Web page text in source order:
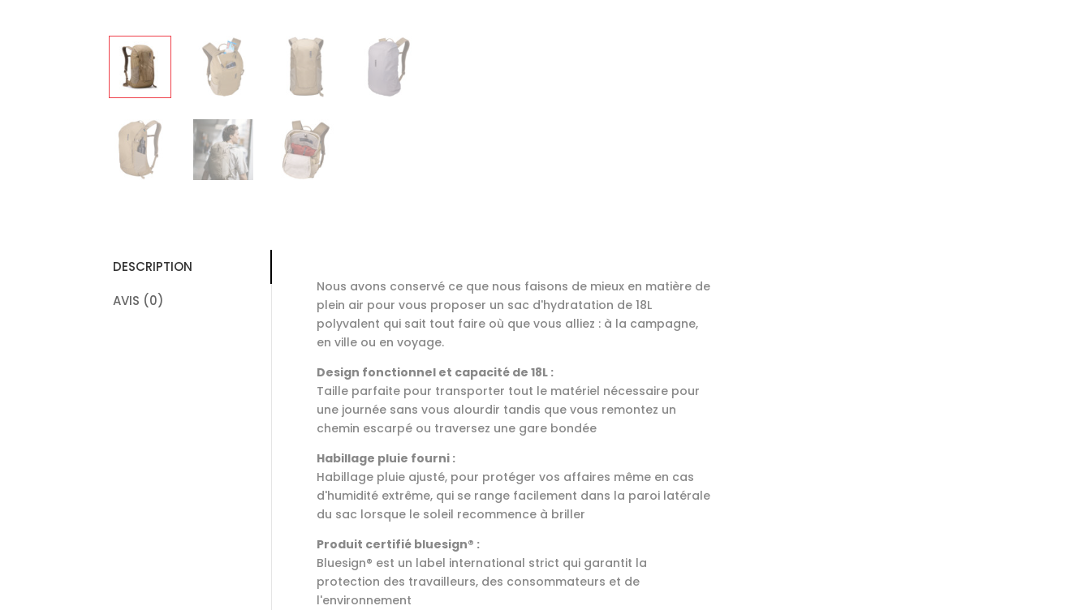
DESCRIPTION
AVIS (0)
Nous avons conservé ce que nous faisons de mieux en matière de
plein air pour vous proposer un sac d'hydratation de 18L
polyvalent qui sait tout faire où que vous alliez : à la campagne,
en ville ou en voyage.
Design fonctionnel et capacité de 18L :
Taille parfaite pour transporter tout le matériel nécessaire pour
une journée sans vous alourdir tandis que vous remontez un
chemin escarpé ou traversez une gare bondée
Habillage pluie fourni :
Habillage pluie ajusté, pour protéger vos affaires même en cas
d'humidité extrême, qui se range facilement dans la paroi latérale
du sac lorsque le soleil recommence à briller
Produit certifié bluesign® :
Bluesign® est un label international strict qui garantit la
protection des travailleurs, des consommateurs et de
l'environnement